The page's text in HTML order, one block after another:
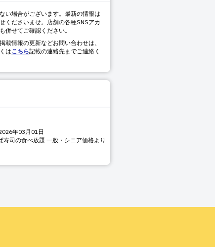
い場合がございます。最新の情報は
くださいませ。店舗の各種SNSアカ
併せてご確認ください。
載情報の更新などお問い合わせは、
はこちら記載の連絡先までご連絡く
年03月01日
寿司の食べ放題 一般・シニア価格より